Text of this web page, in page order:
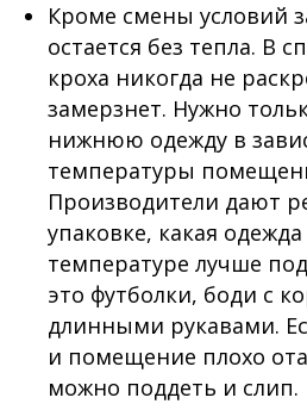
Кроме смены условий
остается без тепла. В
кроха никогда не
замерзнет. Нужно
нижнюю одежду в
температуры
Производители дают
упаковке, какая
температуре лучше
это футболки, боди с
длинными рукавами.
и помещение плохо
можно поддеть и слип.